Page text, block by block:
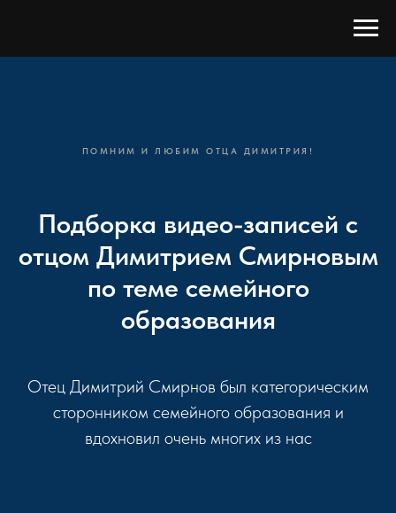
ПОМНИМ И ЛЮБИМ ОТЦА ДИМИТРИЯ!
Подборка видео-записей с
отцом Димитрием Смирновым
по теме семейного
образования
Отец Димитрий Смирнов был категорическим
сторонником семейного образования и
вдохновил очень многих из нас